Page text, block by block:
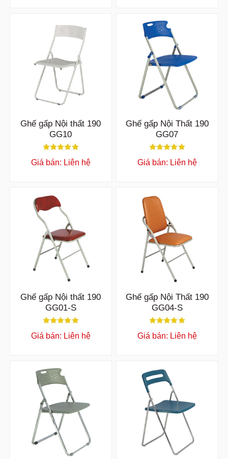
Ghế gấp Nội thất 190
GG10
Giá bán: Liên hệ
Ghế gấp Nội Thất 190
GG07
Giá bán: Liên hệ
Ghế gấp Nội thất 190
GG01-S
Giá bán: Liên hệ
Ghế gấp Nội Thất 190
GG04-S
Giá bán: Liên hệ